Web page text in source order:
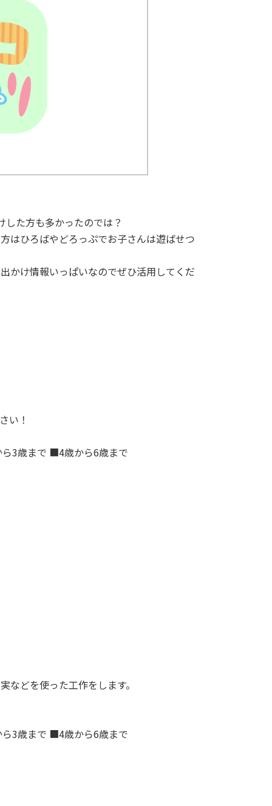
た方も多かったのでは？
はひろばやどろっぷでお子さんは遊ばせつ
かけ情報いっぱいなのでぜひ活用してくだ
い！
3歳まで ■4歳から6歳まで
どを使った工作をします。
3歳まで ■4歳から6歳まで